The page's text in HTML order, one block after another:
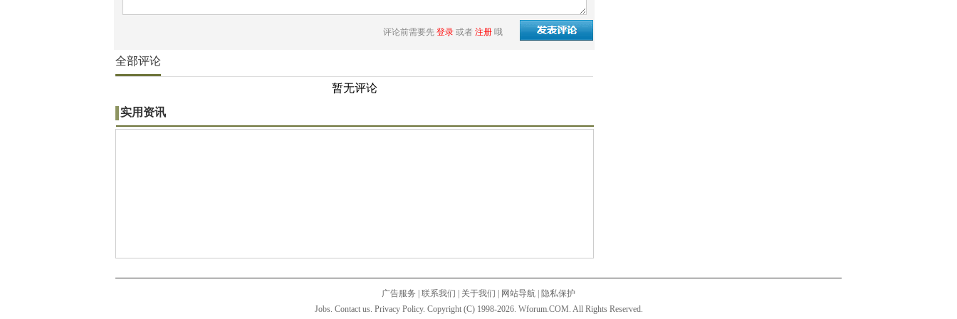
评论前需要先 登录 或者 注册 哦
全部评论
暂无评论
实用资讯
广告服务 联系我们 关于我们 网站导航
隐私保护
Jobs. Contact us. Privacy Policy. Copyright (C) 1998-2026. Wforum.COM. All Rights Reserved.